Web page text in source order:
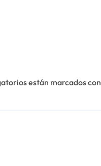
están marcados con